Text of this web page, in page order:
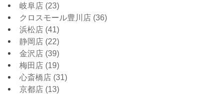
岐阜店 (23)
クロスモール豊川店 (36)
浜松店 (41)
静岡店 (22)
金沢店 (39)
梅田店 (19)
心斎橋店 (31)
京都店 (13)